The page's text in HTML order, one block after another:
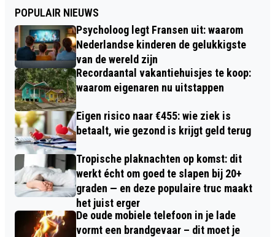
POPULAIR NIEUWS
Psycholoog legt Fransen uit: waarom
Nederlandse kinderen de gelukkigste
van de wereld zijn
Recordaantal vakantiehuisjes te koop:
waarom eigenaren nu uitstappen
Eigen risico naar €455: wie ziek is
betaalt, wie gezond is krijgt geld terug
Tropische plaknachten op komst: dit
werkt écht om goed te slapen bij 20+
graden — en deze populaire truc maakt
het juist erger
De oude mobiele telefoon in je lade
vormt een brandgevaar – dit moet je